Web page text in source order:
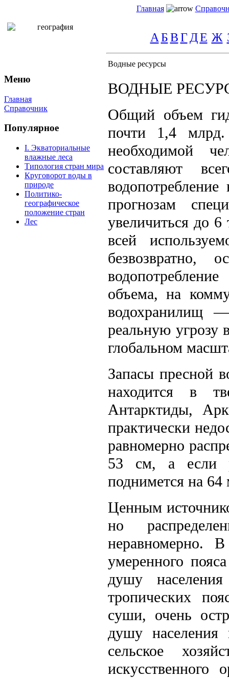
Главная
Меню
Главная
Справочник
Популярное
I. Экваториальные
влажные леса
Типология стран мира
Круговорот воды в
природе
Политико-
географическое
положение стран
Лес
А БВГ ДЕ Ж
Водные ресурсы
ВОДНЫЕ
Общий объем
почти 1,4
необходимой
составляют
прогнозам
увеличиться до
всей
безвозвратно,
объема, на
водохранилищ
реальную угрозу
глобальном
Запасы пресной
находится в
Антарктиды,
практически
равномерно
53 см, а если
поднимется на 64
Ценным
но
неравномерно.
умеренного
душу
тропических
суши, очень
душу
сельское
искусственного